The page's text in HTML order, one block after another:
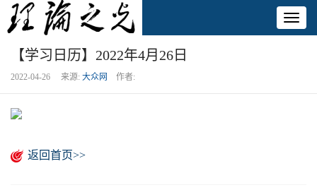
【学习日历】2022年4月26日
2022-04-26 来源: 大众网 作者:
返回首页>>